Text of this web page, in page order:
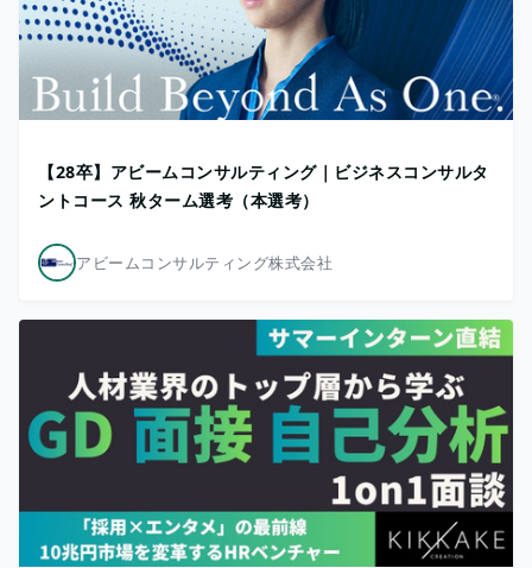
【28卒】アビームコンサルティング｜ビジネスコンサルタ
ントコース 秋ターム選考（本選考）
アビームコンサルティング株式会社